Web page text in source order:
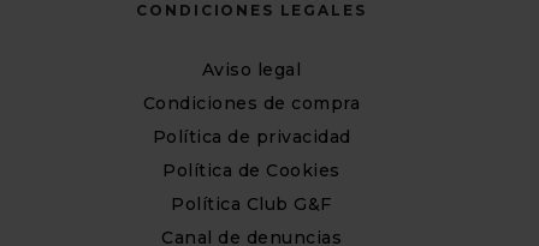
CONDICIONES LEGALES
Aviso legal
Condiciones de compra
Política de privacidad
Política de Cookies
Política Club G&F
Canal de denuncias